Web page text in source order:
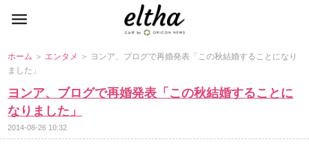
ホーム ＞ エンタメ ＞ ヨンア、ブログで再婚発表「この秋結婚することになり
ました」
ヨンア、ブログで再婚発表「この秋結婚することに
なりました」
2014-08-26 10:32